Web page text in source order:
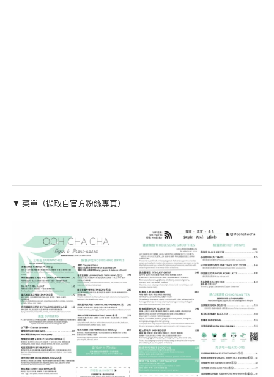
▼ 菜單（擷取自官方粉絲專頁）